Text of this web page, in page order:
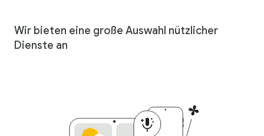
Wir bieten eine große Auswahl nützlicher
Dienste an